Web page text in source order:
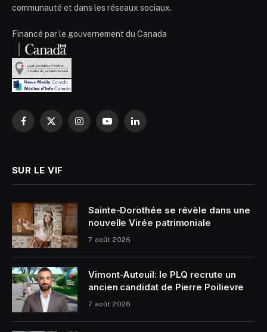
communauté et dans les réseaux sociaux.
Financé par le gouvernement du Canada
Facebook
X
InstagramYouTubeLinkedIn
SUR LE VIF
Sainte-Dorothée se révèle dans une
nouvelle Virée patrimoniale
7 août 2026
Vimont-Auteuil: le PLQ recrute un
ancien candidat de Pierre Poilievre
7 août 2026